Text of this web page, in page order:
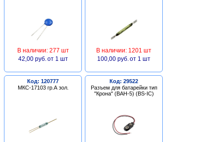
В наличии: 277 шт
42,00 руб. от 1 шт
В наличии: 1201 шт
100,00 руб. от 1 шт
Код: 120777
МКС-17103 гр.А зол.
Код: 29522
Разъем для батарейки тип
"Крона" (BAH-5) (BS-IC)